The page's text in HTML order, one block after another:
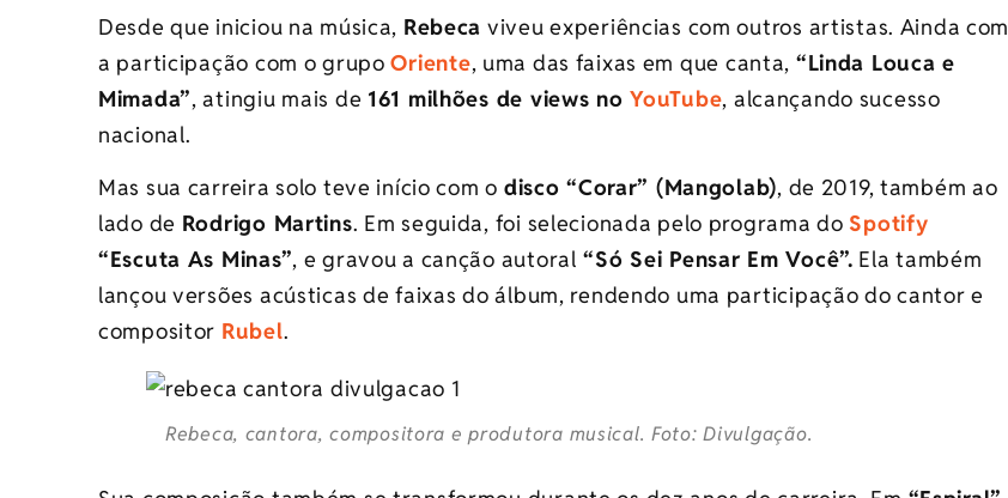
Desde que iniciou na música, Rebeca viveu experiências com outros artistas. Ainda com
a participação com o grupoOriente, uma das faixas em que canta, “Linda Louca e
Mimada”, atingiu mais de 161 milhões de views noYouTube, alcançando sucesso
nacional.
Mas sua carreira solo teve início com o disco “Corar” (Mangolab), de 2019, também ao
lado de Rodrigo Martins. Em seguida, foi selecionada pelo programa do Spotify
“Escuta As Minas”, e gravou a canção autoral “Só Sei Pensar Em Você”. Ela também
lançou versões acústicas de faixas do álbum, rendendo uma participação do cantor e
compositor Rubel.
Rebeca, cantora, compositora e produtora musical. Foto: Divulgação.